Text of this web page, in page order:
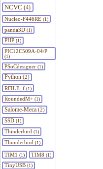
NCVC (4)
Nucleo-F446RE(1)
panda3D(1)
PHP(1)
PIC12C509A-04/P
(1)
PSoCdesigner(1)
Python (2)
RFILE_f(1)
RoundedM+(1)
Salome-Meca (2)
SSD(1)
Thinderbird (1)
Thunderbird (1)
TIM1 (1) TIM8 (1)
TinyUSB(1)